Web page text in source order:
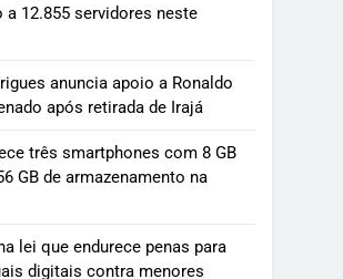
a 12.855 servidores neste
anuncia apoio a Ronaldo
após retirada de Irajá
três smartphones com 8 GB
GB de armazenamento na
lei que endurece penas para
digitais contra menores